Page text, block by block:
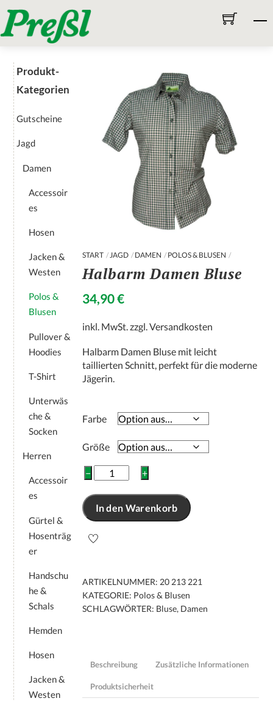
to
content
START JAGD DAMEN POLOS & BLUSEN
Halbarm Damen Bluse
34,90€
inkl. MwSt.zzgl.Versandkosten
Halbarm Damen Bluse mit leicht
taillierten Schnitt, perfekt für die moderne
Jägerin.
Farbe
Größe
−
Halbarm
Bluse
Menge
+
In den Warenkorb
ARTIKELNUMMER: 20 213 221
KATEGORIE: Polos & Blusen
SCHLAGWÖRTER: Bluse, Damen
Beschreibung Zusätzliche Informationen
Produktsicherheit
Produkt-
Kategorien
Gutscheine
Jagd
Damen
Accessoir
es
Hosen
Jacken &
Westen
Polos &
Blusen
Pullover &
Hoodies
T-Shirt
Unterwäs
che &
Socken
Herren
Accessoir
es
Gürtel &
Hosenträg
er
Handschu
he &
Schals
Hemden
Hosen
Jacken &
Westen